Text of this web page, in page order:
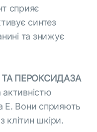
сприяє
синтез
та знижує
ПЕРОКСИДАЗА
активністю
Е. Вони сприяють
клітин шкіри.